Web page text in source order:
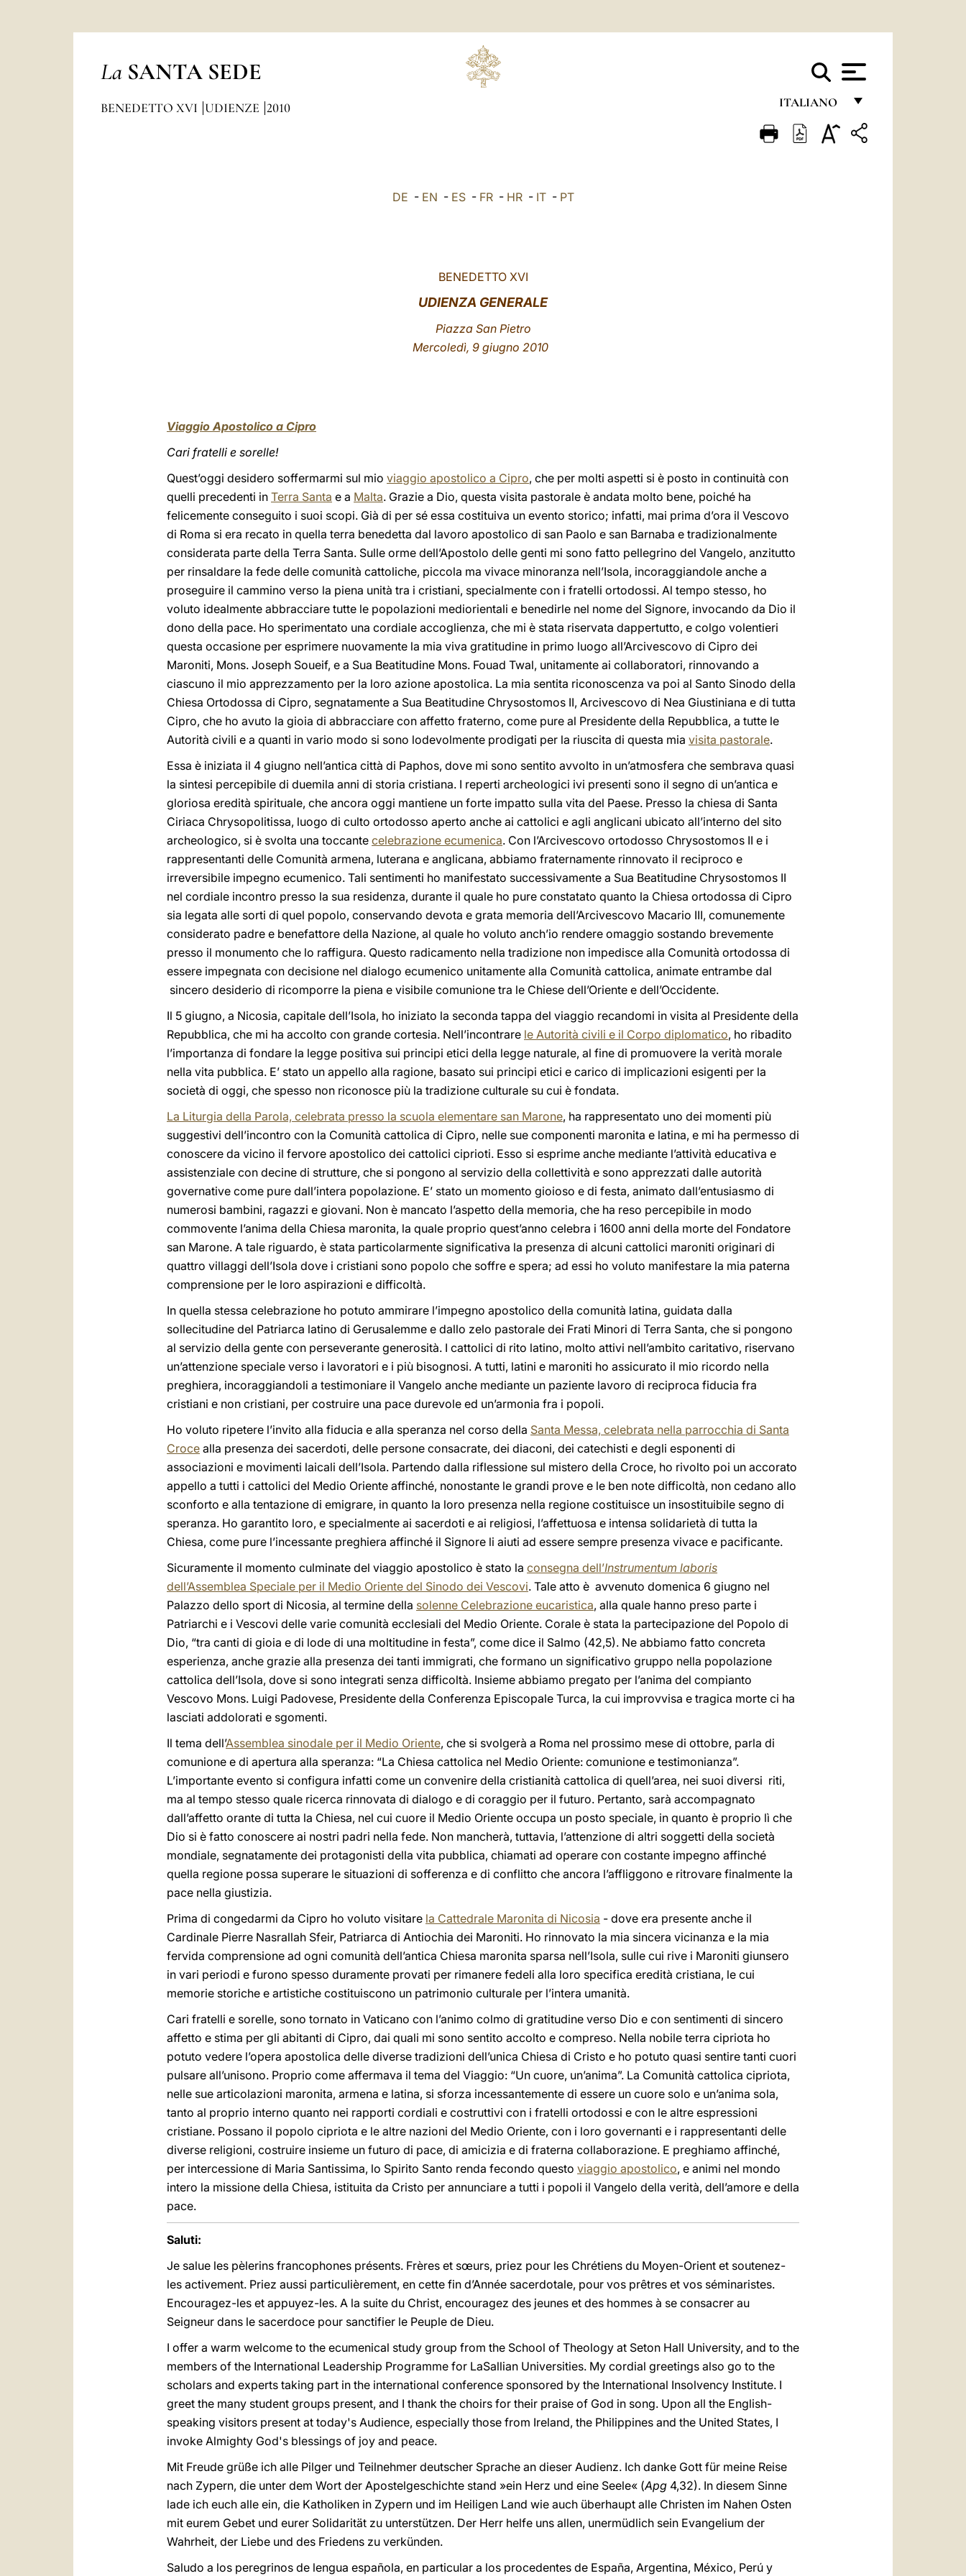
La SANTA SEDE
ITALIANO
FRANÇAIS
BENEDETTO XVI UDIENZE 2010
DE - EN - ES- FR- HR- IT- PT
BENEDETTO XVI
UDIENZA GENERALE
Piazza San Pietro
Mercoledì, 9 giugno 2010
Viaggio Apostolico a Cipro
Cari fratelli e sorelle!
Quest’oggi desidero soffermarmi sul mio viaggio apostolico a Cipro, che per molti aspetti si è posto in continuità con
quelli precedenti in Terra Santa e a Malta. Grazie a Dio, questa visita pastorale è andata molto bene, poiché ha
felicemente conseguito i suoi scopi. Già di per sé essa costituiva un evento storico; infatti, mai prima d’ora il Vescovo
di Roma si era recato in quella terra benedetta dal lavoro apostolico di san Paolo e san Barnaba e tradizionalmente
considerata parte della Terra Santa. Sulle orme dell’Apostolo delle genti mi sono fatto pellegrino del Vangelo, anzitutto
per rinsaldare la fede delle comunità cattoliche, piccola ma vivace minoranza nell’Isola, incoraggiandole anche a
proseguire il cammino verso la piena unità tra i cristiani, specialmente con i fratelli ortodossi. Al tempo stesso, ho
voluto idealmente abbracciare tutte le popolazioni mediorientali e benedirle nel nome del Signore, invocando da Dio il
dono della pace. Ho sperimentato una cordiale accoglienza, che mi è stata riservata dappertutto, e colgo volentieri
questa occasione per esprimere nuovamente la mia viva gratitudine in primo luogo all’Arcivescovo di Cipro dei
Maroniti, Mons. Joseph Soueif, e a Sua Beatitudine Mons. Fouad Twal, unitamente ai collaboratori, rinnovando a
ciascuno il mio apprezzamento per la loro azione apostolica. La mia sentita riconoscenza va poi al Santo Sinodo della
Chiesa Ortodossa di Cipro, segnatamente a Sua Beatitudine Chrysostomos II, Arcivescovo di Nea Giustiniana e di tutta
Cipro, che ho avuto la gioia di abbracciare con affetto fraterno, come pure al Presidente della Repubblica, a tutte le
Autorità civili e a quanti in vario modo si sono lodevolmente prodigati per la riuscita di questa mia visita pastorale.
Essa è iniziata il 4 giugno nell’antica città di Paphos, dove mi sono sentito avvolto in un’atmosfera che sembrava quasi
la sintesi percepibile di duemila anni di storia cristiana. I reperti archeologici ivi presenti sono il segno di un’antica e
gloriosa eredità spirituale, che ancora oggi mantiene un forte impatto sulla vita del Paese. Presso la chiesa di Santa
Ciriaca Chrysopolitissa, luogo di culto ortodosso aperto anche ai cattolici e agli anglicani ubicato all’interno del sito
archeologico, si è svolta una toccante celebrazione ecumenica. Con l’Arcivescovo ortodosso Chrysostomos II e i
rappresentanti delle Comunità armena, luterana e anglicana, abbiamo fraternamente rinnovato il reciproco e
irreversibile impegno ecumenico. Tali sentimenti ho manifestato successivamente a Sua Beatitudine Chrysostomos II
nel cordiale incontro presso la sua residenza, durante il quale ho pure constatato quanto la Chiesa ortodossa di Cipro
sia legata alle sorti di quel popolo, conservando devota e grata memoria dell’Arcivescovo Macario III, comunemente
considerato padre e benefattore della Nazione, al quale ho voluto anch’io rendere omaggio sostando brevemente
presso il monumento che lo raffigura. Questo radicamento nella tradizione non impedisce alla Comunità ortodossa di
essere impegnata con decisione nel dialogo ecumenico unitamente alla Comunità cattolica, animate entrambe dal
sincero desiderio di ricomporre la piena e visibile comunione tra le Chiese dell’Oriente e dell’Occidente.
Il 5 giugno, a Nicosia, capitale dell’Isola, ho iniziato la seconda tappa del viaggio recandomi in visita al Presidente della
Repubblica, che mi ha accolto con grande cortesia. Nell’incontrare le Autorità civili e il Corpo diplomatico, ho ribadito
l’importanza di fondare la legge positiva sui principi etici della legge naturale, al fine di promuovere la verità morale
nella vita pubblica. E’ stato un appello alla ragione, basato sui principi etici e carico di implicazioni esigenti per la
società di oggi, che spesso non riconosce più la tradizione culturale su cui è fondata.
La Liturgia della Parola, celebrata presso la scuola elementare san Marone, ha rappresentato uno dei momenti più
suggestivi dell’incontro con la Comunità cattolica di Cipro, nelle sue componenti maronita e latina, e mi ha permesso di
conoscere da vicino il fervore apostolico dei cattolici ciprioti. Esso si esprime anche mediante l’attività educativa e
assistenziale con decine di strutture, che si pongono al servizio della collettività e sono apprezzati dalle autorità
governative come pure dall’intera popolazione. E’ stato un momento gioioso e di festa, animato dall’entusiasmo di
numerosi bambini, ragazzi e giovani. Non è mancato l’aspetto della memoria, che ha reso percepibile in modo
commovente l’anima della Chiesa maronita, la quale proprio quest’anno celebra i 1600 anni della morte del Fondatore
san Marone. A tale riguardo, è stata particolarmente significativa la presenza di alcuni cattolici maroniti originari di
quattro villaggi dell’Isola dove i cristiani sono popolo che soffre e spera; ad essi ho voluto manifestare la mia paterna
comprensione per le loro aspirazioni e difficoltà.
In quella stessa celebrazione ho potuto ammirare l’impegno apostolico della comunità latina, guidata dalla
sollecitudine del Patriarca latino di Gerusalemme e dallo zelo pastorale dei Frati Minori di Terra Santa, che si pongono
al servizio della gente con perseverante generosità. I cattolici di rito latino, molto attivi nell’ambito caritativo, riservano
un’attenzione speciale verso i lavoratori e i più bisognosi. A tutti, latini e maroniti ho assicurato il mio ricordo nella
preghiera, incoraggiandoli a testimoniare il Vangelo anche mediante un paziente lavoro di reciproca fiducia fra
cristiani e non cristiani, per costruire una pace durevole ed un’armonia fra i popoli.
Ho voluto ripetere l’invito alla fiducia e alla speranza nel corso della Santa Messa, celebrata nella parrocchia di Santa
Croce alla presenza dei sacerdoti, delle persone consacrate, dei diaconi, dei catechisti e degli esponenti di
associazioni e movimenti laicali dell’Isola. Partendo dalla riflessione sul mistero della Croce, ho rivolto poi un accorato
appello a tutti i cattolici del Medio Oriente affinché, nonostante le grandi prove e le ben note difficoltà, non cedano allo
sconforto e alla tentazione di emigrare, in quanto la loro presenza nella regione costituisce un insostituibile segno di
speranza. Ho garantito loro, e specialmente ai sacerdoti e ai religiosi, l’affettuosa e intensa solidarietà di tutta la
Chiesa, come pure l’incessante preghiera affinché il Signore li aiuti ad essere sempre presenza vivace e pacificante.
Sicuramente il momento culminate del viaggio apostolico è stato la consegna dell’Instrumentum laboris
dell’Assemblea Speciale per il Medio Oriente del Sinodo dei Vescovi. Tale atto è avvenuto domenica 6 giugno nel
Palazzo dello sport di Nicosia, al termine della solenne Celebrazione eucaristica, alla quale hanno preso parte i
Patriarchi e i Vescovi delle varie comunità ecclesiali del Medio Oriente. Corale è stata la partecipazione del Popolo di
Dio, “tra canti di gioia e di lode di una moltitudine in festa”, come dice il Salmo (42,5). Ne abbiamo fatto concreta
esperienza, anche grazie alla presenza dei tanti immigrati, che formano un significativo gruppo nella popolazione
cattolica dell’Isola, dove si sono integrati senza difficoltà. Insieme abbiamo pregato per l’anima del compianto
Vescovo Mons. Luigi Padovese, Presidente della Conferenza Episcopale Turca, la cui improvvisa e tragica morte ci ha
lasciati addolorati e sgomenti.
Il tema dell’Assemblea sinodale per il Medio Oriente, che si svolgerà a Roma nel prossimo mese di ottobre, parla di
comunione e di apertura alla speranza: “La Chiesa cattolica nel Medio Oriente: comunione e testimonianza”.
L’importante evento si configura infatti come un convenire della cristianità cattolica di quell’area, nei suoi diversi riti,
ma al tempo stesso quale ricerca rinnovata di dialogo e di coraggio per il futuro. Pertanto, sarà accompagnato
dall’affetto orante di tutta la Chiesa, nel cui cuore il Medio Oriente occupa un posto speciale, in quanto è proprio lì che
Dio si è fatto conoscere ai nostri padri nella fede. Non mancherà, tuttavia, l’attenzione di altri soggetti della società
mondiale, segnatamente dei protagonisti della vita pubblica, chiamati ad operare con costante impegno affinché
quella regione possa superare le situazioni di sofferenza e di conflitto che ancora l’affliggono e ritrovare finalmente la
pace nella giustizia.
Prima di congedarmi da Cipro ho voluto visitare la Cattedrale Maronita di Nicosia - dove era presente anche il
Cardinale Pierre Nasrallah Sfeir, Patriarca di Antiochia dei Maroniti. Ho rinnovato la mia sincera vicinanza e la mia
fervida comprensione ad ogni comunità dell’antica Chiesa maronita sparsa nell’Isola, sulle cui rive i Maroniti giunsero
in vari periodi e furono spesso duramente provati per rimanere fedeli alla loro specifica eredità cristiana, le cui
memorie storiche e artistiche costituiscono un patrimonio culturale per l’intera umanità.
Cari fratelli e sorelle, sono tornato in Vaticano con l’animo colmo di gratitudine verso Dio e con sentimenti di sincero
affetto e stima per gli abitanti di Cipro, dai quali mi sono sentito accolto e compreso. Nella nobile terra cipriota ho
potuto vedere l’opera apostolica delle diverse tradizioni dell’unica Chiesa di Cristo e ho potuto quasi sentire tanti cuori
pulsare all’unisono. Proprio come affermava il tema del Viaggio: “Un cuore, un’anima”. La Comunità cattolica cipriota,
nelle sue articolazioni maronita, armena e latina, si sforza incessantemente di essere un cuore solo e un’anima sola,
tanto al proprio interno quanto nei rapporti cordiali e costruttivi con i fratelli ortodossi e con le altre espressioni
cristiane. Possano il popolo cipriota e le altre nazioni del Medio Oriente, con i loro governanti e i rappresentanti delle
diverse religioni, costruire insieme un futuro di pace, di amicizia e di fraterna collaborazione. E preghiamo affinché,
per intercessione di Maria Santissima, lo Spirito Santo renda fecondo questo viaggio apostolico, e animi nel mondo
intero la missione della Chiesa, istituita da Cristo per annunciare a tutti i popoli il Vangelo della verità, dell’amore e della
pace.
Saluti:
Je salue les pèlerins francophones présents. Frères et sœurs, priez pour les Chrétiens du Moyen-Orient et soutenez-
les activement. Priez aussi particulièrement, en cette fin d’Année sacerdotale, pour vos prêtres et vos séminaristes.
Encouragez-les et appuyez-les. A la suite du Christ, encouragez des jeunes et des hommes à se consacrer au
Seigneur dans le sacerdoce pour sanctifier le Peuple de Dieu.
I offer a warm welcome to the ecumenical study group from the School of Theology at Seton Hall University, and to the
members of the International Leadership Programme for LaSallian Universities. My cordial greetings also go to the
scholars and experts taking part in the international conference sponsored by the International Insolvency Institute. I
greet the many student groups present, and I thank the choirs for their praise of God in song. Upon all the English-
speaking visitors present at today's Audience, especially those from Ireland, the Philippines and the United States, I
invoke Almighty God's blessings of joy and peace.
Mit Freude grüße ich alle Pilger und Teilnehmer deutscher Sprache an dieser Audienz. Ich danke Gott für meine Reise
nach Zypern, die unter dem Wort der Apostelgeschichte stand »ein Herz und eine Seele« (Apg 4,32). In diesem Sinne
lade ich euch alle ein, die Katholiken in Zypern und im Heiligen Land wie auch überhaupt alle Christen im Nahen Osten
mit eurem Gebet und eurer Solidarität zu unterstützen. Der Herr helfe uns allen, unermüdlich sein Evangelium der
Wahrheit, der Liebe und des Friedens zu verkünden.
Saludo a los peregrinos de lengua española, en particular a los procedentes de España, Argentina, México, Perú y